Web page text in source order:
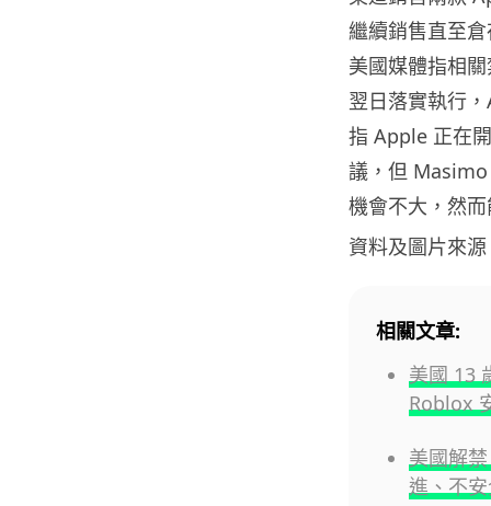
繼續銷售直至
美國媒體指相
翌日落實執行
指 Apple 正在
議，但
機會不大，然
資料及圖片來
相關文章:
美國 13
Roblox
美國解
進、不